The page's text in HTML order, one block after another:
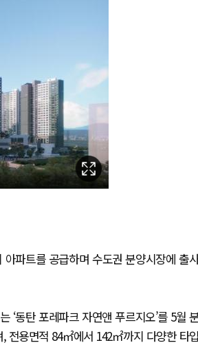
파트를 공급하며 수도권 분양시장에 출
‘동탄 포레파크 자연앤 푸르지오’를 5월
전용면적 84㎡에서 142㎡까지 다양한 타